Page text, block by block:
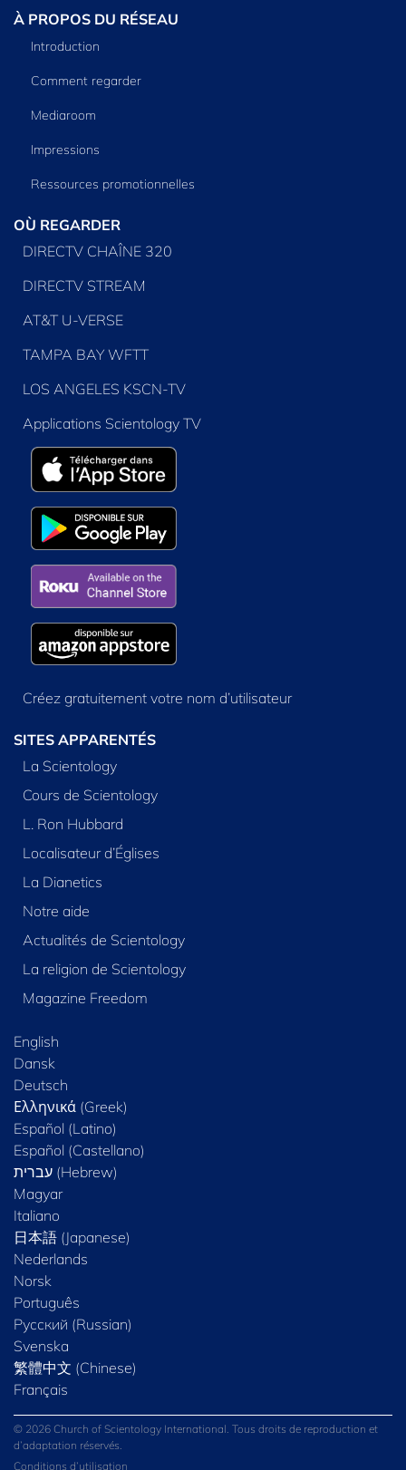
À PROPOS DU RÉSEAU
Introduction
Comment regarder
Mediaroom
Impressions
Ressources promotionnelles
OÙ REGARDER
DIRECTV CHAÎNE 320
DIRECTV STREAM
AT&T U-VERSE
TAMPA BAY WFTT
LOS ANGELES KSCN-TV
Applications Scientology TV
Créez gratuitement votre nom d’utilisateur
SITES APPARENTÉS
La Scientology
Cours de Scientology
L. Ron Hubbard
Localisateur d’Églises
La Dianetics
Notre aide
Actualités de Scientology
La religion de Scientology
Magazine Freedom
English
Dansk
Deutsch
Ελληνικά (Greek)
Español (Latino)
Español (Castellano)
Magyar
Italiano
日本語 (Japanese)
Nederlands
Norsk
Português
Русский (Russian)
Svenska
繁體中文 (Chinese)
Français
© 2026 Church of Scientology International. Tous droits de reproduction et
d’adaptation réservés.
Conditions d’utilisation